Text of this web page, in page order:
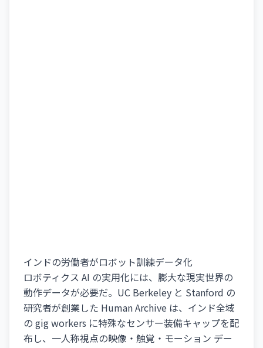
インドの労働者がロボット訓練データ化
ロボティクス AI の実用化には、膨大な現実世界の
動作データが必要だ。UC Berkeley と Stanford の
研究者が創業した Human Archive は、インド全域
の gig workers に特殊なセンサー装備キャップを配
布し、一人称視点の映像・触覚・モーション デー